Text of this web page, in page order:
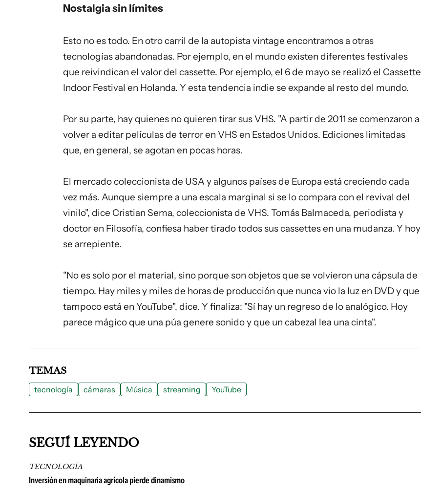
Nostalgia sin límites
Esto no es todo. En otro carril de la autopista vintage encontramos a otras
tecnologías abandonadas. Por ejemplo, en el mundo existen diferentes festivales
que reivindican el valor del cassette. Por ejemplo, el 6 de mayo se realizó el Cassette
Indoor Festival en Holanda. Y esta tendencia indie se expande al resto del mundo.
Por su parte, hay quienes no quieren tirar sus VHS. "A partir de 2011 se comenzaron a
volver a editar películas de terror en VHS en Estados Unidos. Ediciones limitadas
que, en general, se agotan en pocas horas.
El mercado coleccionista de USA y algunos países de Europa está creciendo cada
vez más. Aunque siempre a una escala marginal si se lo compara con el revival del
vinilo", dice Cristian Sema, coleccionista de VHS. Tomás Balmaceda, periodista y
doctor en Filosofía, confiesa haber tirado todos sus cassettes en una mudanza. Y hoy
se arrepiente.
"No es solo por el material, sino porque son objetos que se volvieron una cápsula de
tiempo. Hay miles y miles de horas de producción que nunca vio la luz en DVD y que
tampoco está en YouTube", dice. Y finaliza: "Sí hay un regreso de lo analógico. Hoy
parece mágico que una púa genere sonido y que un cabezal lea una cinta".
TEMAS
tecnología cámaras Música streaming YouTube
SEGUÍ LEYENDO
TECNOLOGÍA
Inversión en maquinaria agrícola pierde dinamismo